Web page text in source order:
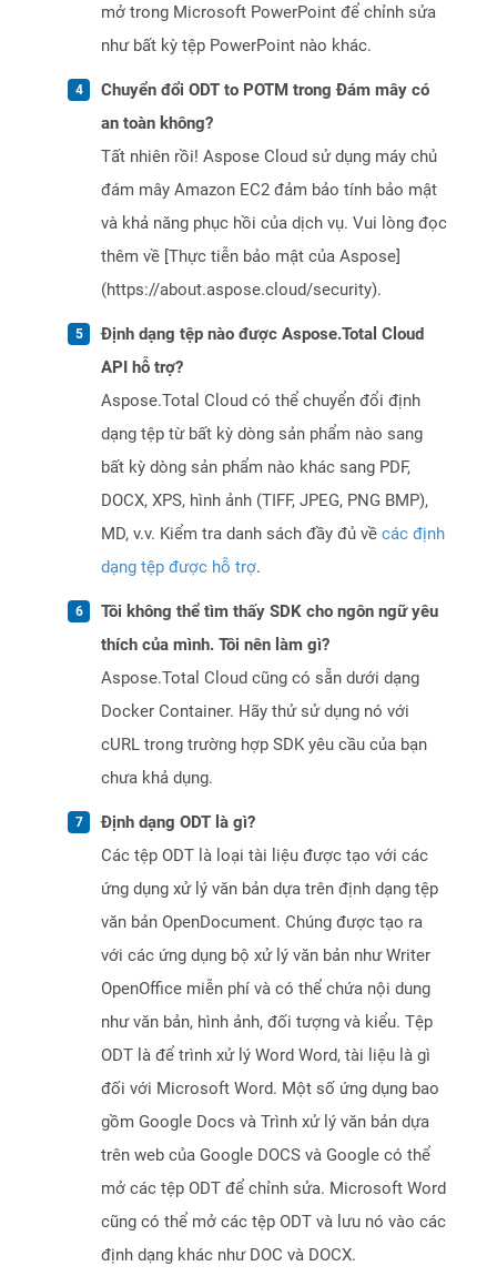
mở trong Microsoft PowerPoint để chỉnh sửa
như bất kỳ tệp PowerPoint nào khác.
Chuyển đổi ODT to POTM trong Đám mây có
an toàn không?
Tất nhiên rồi! Aspose Cloud sử dụng máy chủ
đám mây Amazon EC2 đảm bảo tính bảo mật
và khả năng phục hồi của dịch vụ. Vui lòng đọc
thêm về [Thực tiễn bảo mật của Aspose]
(https://about.aspose.cloud/security).
Định dạng tệp nào được Aspose.Total Cloud
API hỗ trợ?
Aspose.Total Cloud có thể chuyển đổi định
dạng tệp từ bất kỳ dòng sản phẩm nào sang
bất kỳ dòng sản phẩm nào khác sang PDF,
DOCX, XPS, hình ảnh (TIFF, JPEG, PNG BMP),
MD, v.v. Kiểm tra danh sách đầy đủ về các định
dạng tệp được hỗ trợ.
Tôi không thể tìm thấy SDK cho ngôn ngữ yêu
thích của mình. Tôi nên làm gì?
Aspose.Total Cloud cũng có sẵn dưới dạng
Docker Container. Hãy thử sử dụng nó với
cURL trong trường hợp SDK yêu cầu của bạn
chưa khả dụng.
Định dạng ODT là gì?
Các tệp ODT là loại tài liệu được tạo với các
ứng dụng xử lý văn bản dựa trên định dạng tệp
văn bản OpenDocument. Chúng được tạo ra
với các ứng dụng bộ xử lý văn bản như Writer
OpenOffice miễn phí và có thể chứa nội dung
như văn bản, hình ảnh, đối tượng và kiểu. Tệp
ODT là để trình xử lý Word Word, tài liệu là gì
đối với Microsoft Word. Một số ứng dụng bao
gồm Google Docs và Trình xử lý văn bản dựa
trên web của Google DOCS và Google có thể
mở các tệp ODT để chỉnh sửa. Microsoft Word
cũng có thể mở các tệp ODT và lưu nó vào các
định dạng khác như DOC và DOCX.